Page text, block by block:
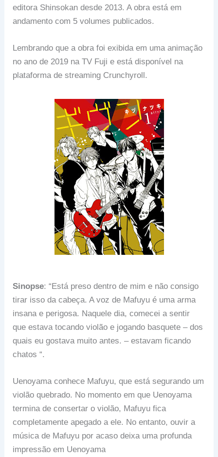
editora Shinsokan desde 2013. A obra está em
andamento com 5 volumes publicados.
Lembrando que a obra foi exibida em uma animação
no ano de 2019 na TV Fuji e está disponível na
plataforma de streaming Crunchyroll.
Sinopse: “Está preso dentro de mim e não consigo
tirar isso da cabeça. A voz de Mafuyu é uma arma
insana e perigosa. Naquele dia, comecei a sentir
que estava tocando violão e jogando basquete – dos
quais eu gostava muito antes. – estavam ficando
chatos “.
Uenoyama conhece Mafuyu, que está segurando um
violão quebrado. No momento em que Uenoyama
termina de consertar o violão, Mafuyu fica
completamente apegado a ele. No entanto, ouvir a
música de Mafuyu por acaso deixa uma profunda
impressão em Uenoyama